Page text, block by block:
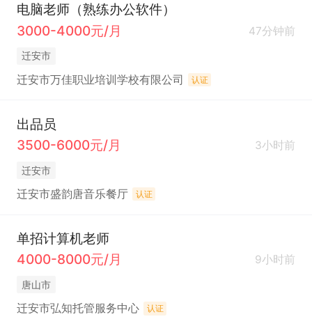
电脑老师（熟练办公软件）
3000-4000元/月
47分钟前
迁安市
迁安市万佳职业培训学校有限公司 认证
出品员
3500-6000元/月
3小时前
迁安市
迁安市盛韵唐音乐餐厅 认证
单招计算机老师
4000-8000元/月
9小时前
唐山市
迁安市弘知托管服务中心 认证